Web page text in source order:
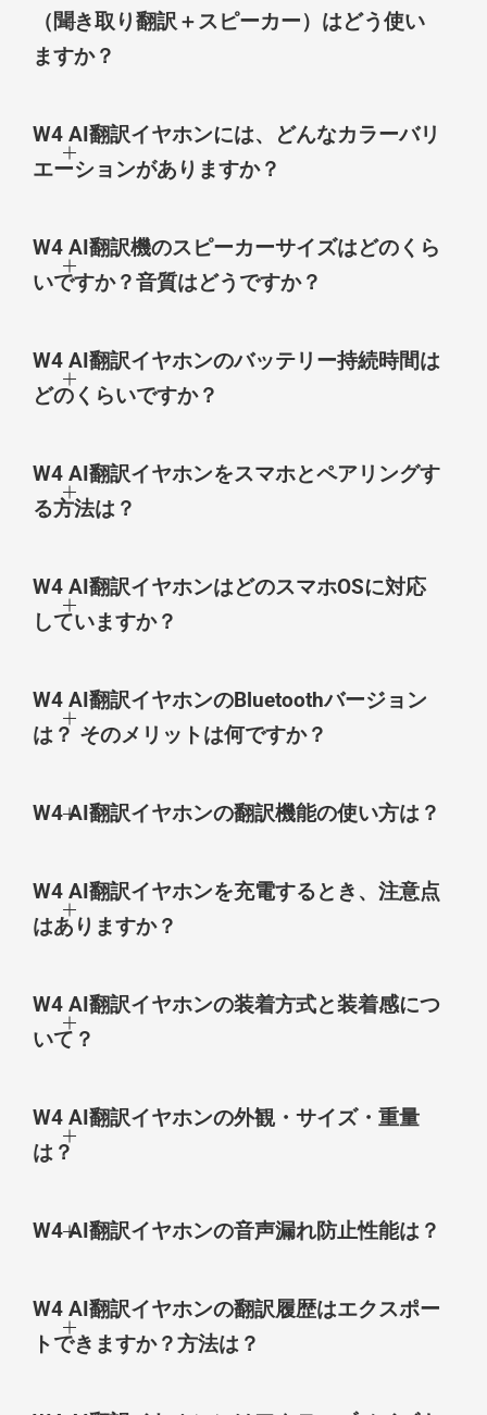
（聞き取り翻訳＋スピーカー）はどう使い
ますか？
W4 AI翻訳イヤホンには、どんなカラーバリ
エーションがありますか？
W4 AI翻訳機のスピーカーサイズはどのくら
いですか？音質はどうですか？
W4 AI翻訳イヤホンのバッテリー持続時間は
どのくらいですか？
W4 AI翻訳イヤホンをスマホとペアリングす
る方法は？
W4 AI翻訳イヤホンはどのスマホOSに対応
していますか？
W4 AI翻訳イヤホンのBluetoothバージョン
は？ そのメリットは何ですか？
W4 AI翻訳イヤホンの翻訳機能の使い方は？
W4 AI翻訳イヤホンを充電するとき、注意点
はありますか？
W4 AI翻訳イヤホンの装着方式と装着感につ
いて？
W4 AI翻訳イヤホンの外観・サイズ・重量
は？
W4 AI翻訳イヤホンの音声漏れ防止性能は？
W4 AI翻訳イヤホンの翻訳履歴はエクスポー
トできますか？方法は？